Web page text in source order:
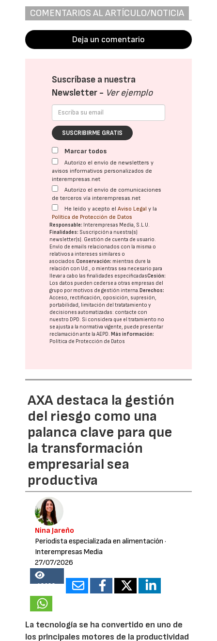
COMENTARIOS AL ARTÍCULO/NOTICIA
Deja un comentario
Suscríbase a nuestra
Newsletter - Ver ejemplo
SUSCRIBIRME GRATIS
Marcar todos
Autorizo el envío de newsletters y
avisos informativos personalizados de
interempresas.net
Autorizo el envío de comunicaciones
de terceros vía interempresas.net
He leído y acepto elAviso Legal y la
Política de Protección de Datos
Responsable: Interempresas Media, S.L.U.
Finalidades: Suscripción a nuestra(s)
newsletter(s). Gestión de cuenta de usuario.
Envío de emails relacionados con la misma o
relativos a intereses similares o
asociados.Conservación: mientras dure la
relación con Ud., o mientras sea necesario para
llevar a cabo las finalidades especificadasCesión:
Los datos pueden cederse a otras empresas del
grupo por motivos de gestión interna.Derechos:
Acceso, rectificación, oposición, supresión,
portabilidad, limitación del tratatamiento y
decisiones automatizadas: contacte con
nuestro DPD. Si considera que el tratamiento no
se ajusta a la normativa vigente, puede presentar
reclamación ante laAEPD.Más información:
Política de Protección de Datos
AXA destaca la gestión
del riesgo como una
palanca clave para que
la transformación
empresarial sea
productiva
Nina Jareño
Periodista especializada en alimentación ·
Interempresas Media
27/07/2026
18088
La tecnología se ha convertido en uno de
los principales motores de la productividad